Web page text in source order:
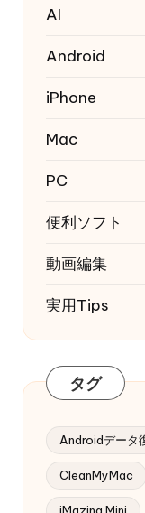
AI
Android
iPhone
Mac
PC
便利ソフト
動画編集
実用Tips
タグ
Androidデータ
CleanMyMac